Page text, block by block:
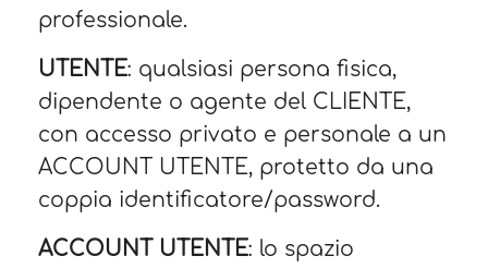
professionale.
UTENTE: qualsiasi persona fisica,
dipendente o agente del CLIENTE,
con accesso privato e personale a un
ACCOUNT UTENTE, protetto da una
coppia identificatore/password.
ACCOUNT UTENTE: lo spazio